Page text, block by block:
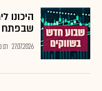
היכונו
שבפתח
27.07.2026 רם